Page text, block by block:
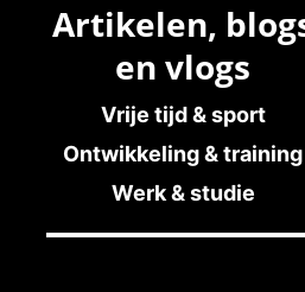
Artikelen,
en vlogs
Vrije tijd & sport
Ontwikkeling & training
Werk & studie